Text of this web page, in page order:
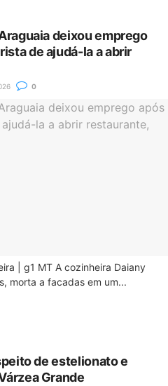
deixou emprego
de ajudá-la a abrir
0
| g1 MT A cozinheira Daiany
morta a facadas em um...
de estelionato e
Grande